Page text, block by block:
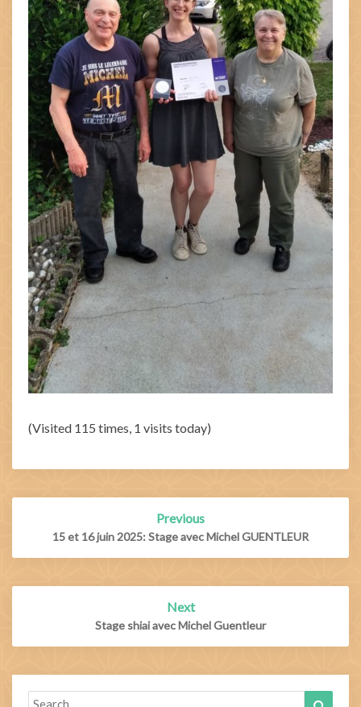
(Visited 115 times, 1 visits today)
Post
Previous
15 et 16 juin 2025: Stage avec Michel GUENTLEUR
Next
Stage shiai avec Michel Guentleur
Search